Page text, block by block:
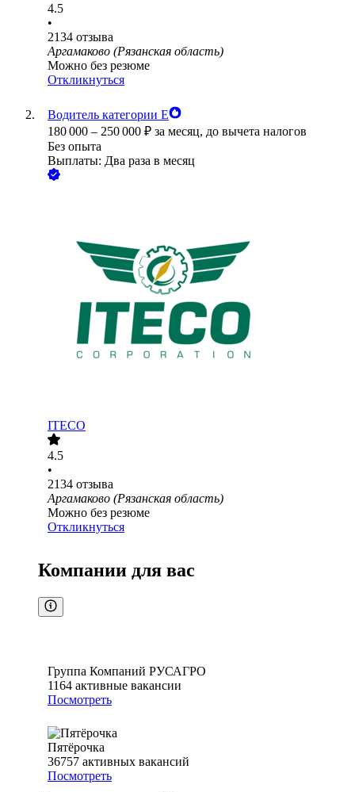
4.5
•
2134 отзыва
Аргамаково (Рязанская область)
Можно без резюме
Откликнуться
Водитель категории Е
180 000 – 250 000 ₽ за месяц, до вычета налогов
Без опыта
Выплаты: Два раза в месяц
ITECO
4.5
•
2134 отзыва
Аргамаково (Рязанская область)
Можно без резюме
Откликнуться
Компании для вас
Группа Компаний РУСАГРО
1164 активные вакансии
Посмотреть
Пятёрочка
36757 активных вакансий
Посмотреть